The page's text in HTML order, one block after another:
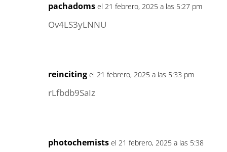
pachadoms el 21 febrero, 2025 a las 5:27 pm
Ov4LS3yLNNU
reinciting el 21 febrero, 2025 a las 5:33 pm
rLfbdb9SaIz
photochemists el 21 febrero, 2025 a las 5:38